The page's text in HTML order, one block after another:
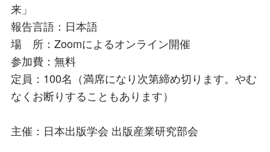
来」
報告言語：日本語
場 所：Zoomによるオンライン開催
参加費：無料
定員：100名（満席になり次第締め切ります。やむ
なくお断りすることもあります）
主催：日本出版学会 出版産業研究部会